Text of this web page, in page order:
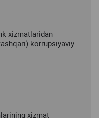
xizmatlaridan
korrupsiyaviy
xizmat